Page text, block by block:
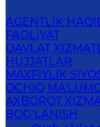
AGENTLIK
FAOLIYAT
DAVLAT
HUJJATLAR
MAXFIYLIK
OCHIQ
AXBOROT
BOG‘LANISH